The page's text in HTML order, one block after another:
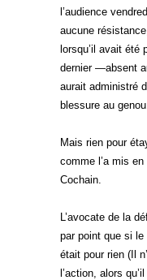
l’audience
aucune
lorsqu’il avait été
dernier —absent
aurait administré
blessure au genou.
Mais rien pour
comme l’a mis
Cochain.
L’avocate de la
par point que si le
était pour rien (Il
l’action, alors